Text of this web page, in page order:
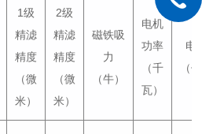
1级
精滤
精度
（微
米）
2级
精滤
精度
（微
米）
磁铁吸
力
（牛）
电机
功率
（千
瓦）
电
（